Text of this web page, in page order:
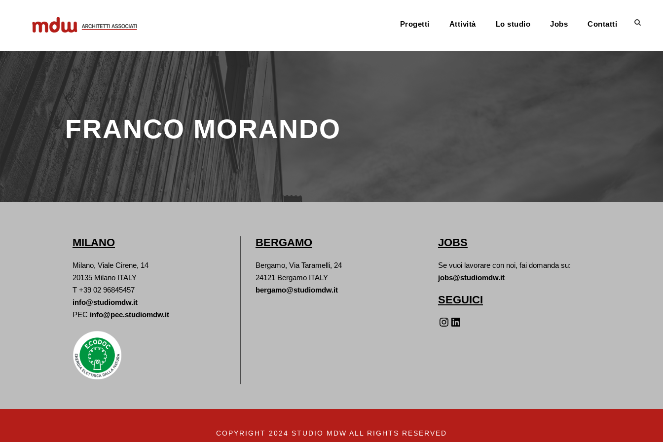
Progetti Attività Lo studio Jobs Contatti
FRANCO MORANDO
MILANO
Milano, Viale Cirene, 14
20135 Milano ITALY
T +39 02 96845457
info@studiomdw.it
PEC info@pec.studiomdw.it
BERGAMO
Bergamo, Via Taramelli, 24
24121 Bergamo ITALY
bergamo@studiomdw.it
JOBS
Se vuoi lavorare con noi, fai domanda su:
jobs@studiomdw.it
SEGUICI
Instagram LinkedIn
COPYRIGHT 2024 STUDIO MDW ALL RIGHTS RESERVED